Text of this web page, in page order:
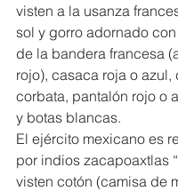
visten a la usanza
sol y gorro adornado
de la bandera francesa
rojo), casaca roja o azul,
corbata, pantalón rojo o
y botas blancas.
El ejército mexicano es
por indios zacapoaxtlas
visten cotón (camisa de